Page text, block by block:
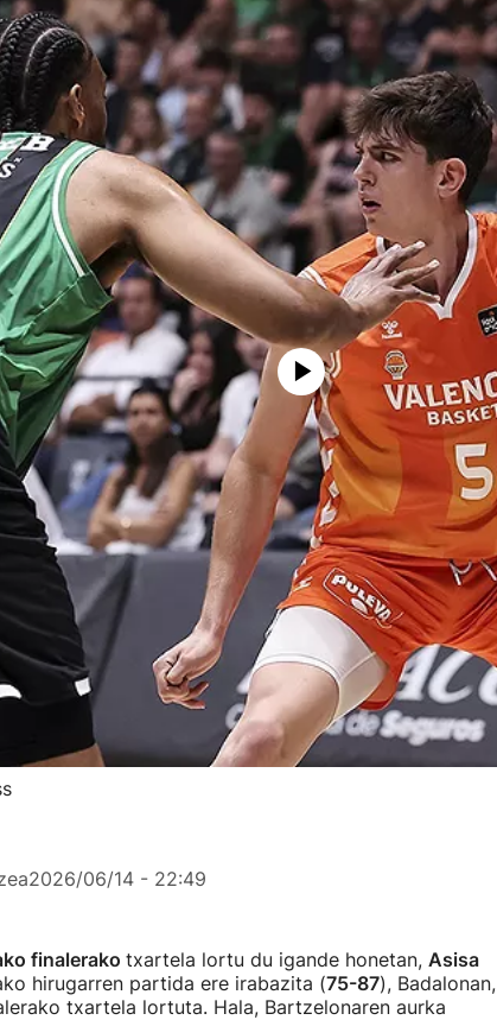
2026/06/14 - 22:49
finalerako txartela lortu du igande honetan, Asisa
hirugarren partida ere irabazita (75-87), Badalonan,
txartela lortuta. Hala, Bartzelonaren aurka